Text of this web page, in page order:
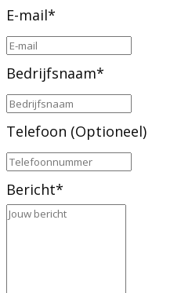
E-mail*
Bedrijfsnaam*
Telefoon (Optioneel)
Bericht*